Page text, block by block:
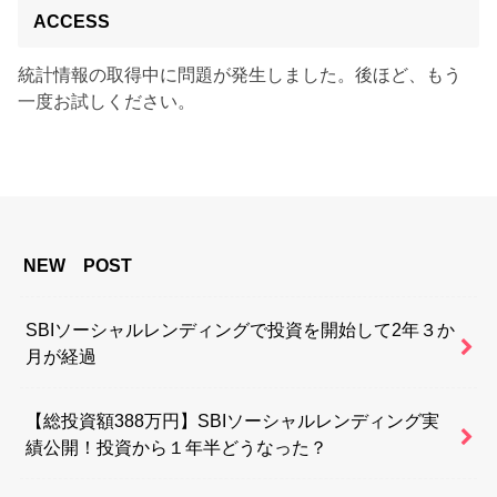
ACCESS
統計情報の取得中に問題が発生しました。後ほど、もう
一度お試しください。
NEW POST
SBIソーシャルレンディングで投資を開始して2年３か
月が経過
【総投資額388万円】SBIソーシャルレンディング実
績公開！投資から１年半どうなった？